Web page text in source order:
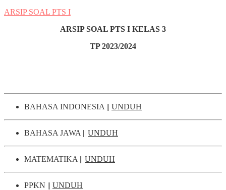
ARSIP SOAL PTS I
ARSIP SOAL PTS I KELAS 3
TP 2023/2024
BAHASA INDONESIA || UNDUH
BAHASA JAWA || UNDUH
MATEMATIKA || UNDUH
PPKN || UNDUH